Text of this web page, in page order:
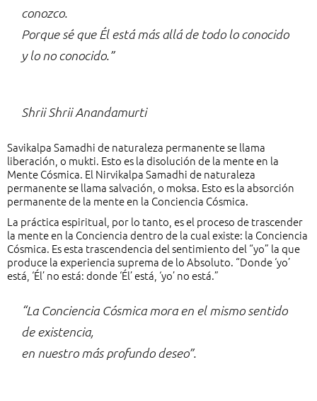
conozco.
Porque sé que Él está más allá de todo lo conocido
y lo no conocido.”
Shrii Shrii Anandamurti
Savikalpa Samadhi de naturaleza permanente se llama
liberación, o mukti. Esto es la disolución de la mente en la
Mente Cósmica. El Nirvikalpa Samadhi de naturaleza
permanente se llama salvación, o moksa. Esto es la absorción
permanente de la mente en la Conciencia Cósmica.
La práctica espiritual, por lo tanto, es el proceso de trascender
la mente en la Conciencia dentro de la cual existe: la Conciencia
Cósmica. Es esta trascendencia del sentimiento del “yo” la que
produce la experiencia suprema de lo Absoluto. “Donde ‘yo’
está, ‘Él’ no está: donde ‘Él’ está, ‘yo’ no está.”
“La Conciencia Cósmica mora en el mismo sentido
de existencia,
en nuestro más profundo deseo”.